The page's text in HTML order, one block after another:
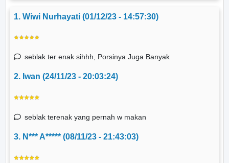
1. Wiwi Nurhayati (01/12/23 - 14:57:30)
seblak ter enak sihhh, Porsinya Juga Banyak
2. Iwan (24/11/23 - 20:03:24)
seblak terenak yang pernah w makan
3. N*** A***** (08/11/23 - 21:43:03)